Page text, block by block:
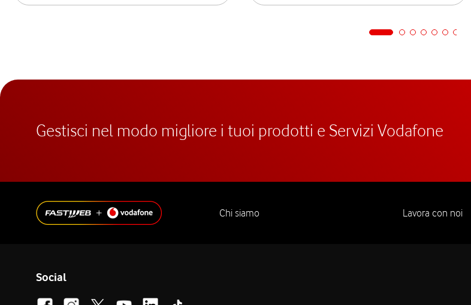
Gestisci nel modo migliore i tuoi prodotti e Servizi Vodafone
Chi siamo Lavora con noi
Social